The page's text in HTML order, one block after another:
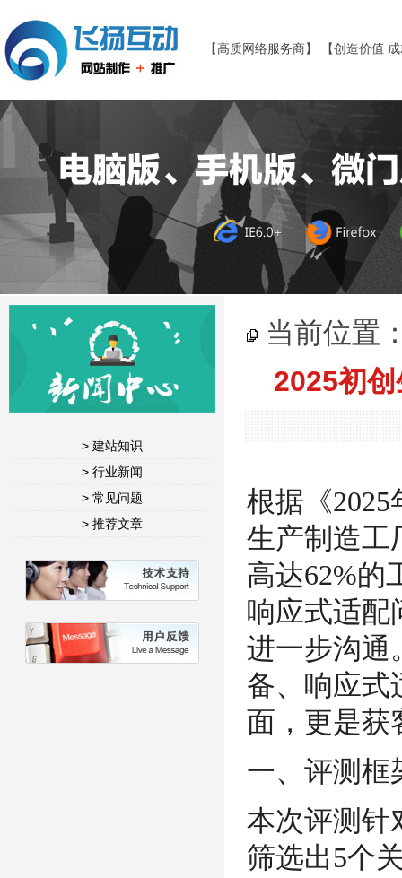
【高质网络服务商】 【创造价值
> 建站知识
> 行业新闻
> 常见问题
> 推荐文章
当前位置
2025初
根据《
生产制造工
高达62%的
响应式适
进一步沟通
备、响应式
面，更是获
一、评测框
本次评测针
筛选出5个